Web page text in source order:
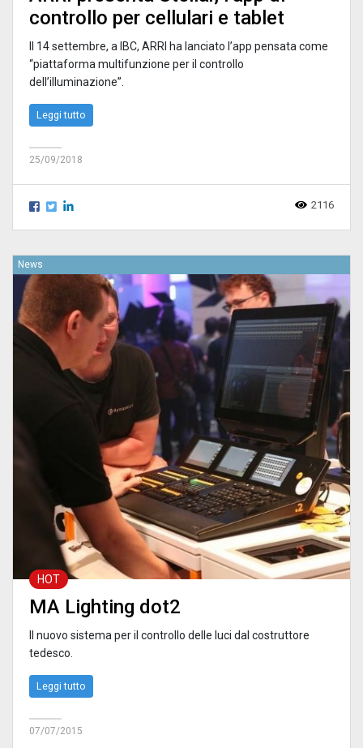
controllo per cellulari e tablet
Il 14 settembre, a IBC, ARRI ha lanciato l’app pensata come
“piattaforma multifunzione per il controllo
dell’illuminazione”.
Leggi tutto
25/09/2018
2116
News
HOT
MA Lighting dot2
Il nuovo sistema per il controllo delle luci dal costruttore
tedesco.
Leggi tutto
07/07/2015